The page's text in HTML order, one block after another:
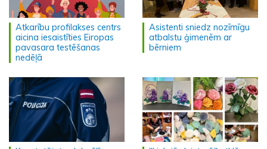
Atkarību profilakses centrs
aicina iesaistīties Eiropas
pavasara testēšanas
nedēļā
Asistenti sniedz nozīmīgu
atbalstu ģimenēm ar
bērniem